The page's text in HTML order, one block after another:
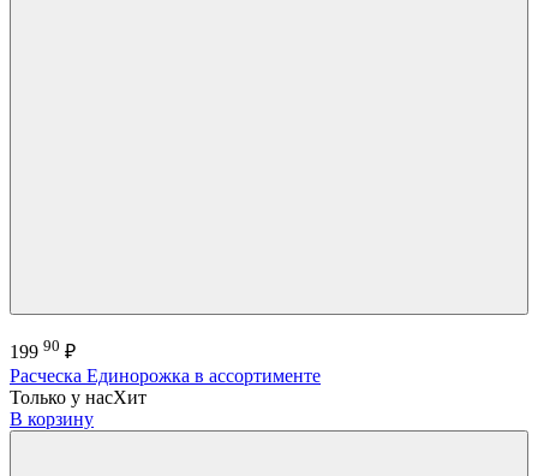
199 90 ₽
Расческа Единорожка в ассортименте
Только у насХит
В корзину